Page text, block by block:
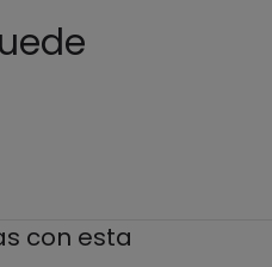
con esta